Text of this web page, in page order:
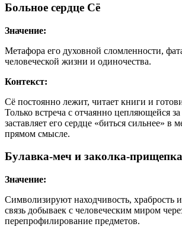
Больное сердце Сё
Значение:
Метафора его духовной сломленности,
человеческой жизни и одиночества.
Контекст:
Сё постоянно лежит, читает книги и
Только встреча с отчаянно цепляющейся
заставляет его сердце «биться сильнее» в
прямом смысле.
Булавка-меч и заколка-прищепка
Значение:
Символизируют находчивость, храбрость
связь добываек с человеческим миром
перепрофилирование предметов.